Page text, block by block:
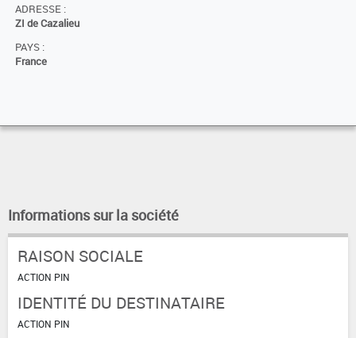
ADRESSE :
ZI de Cazalieu
PAYS :
France
Informations sur la société
RAISON SOCIALE
ACTION PIN
IDENTITÉ DU DESTINATAIRE
ACTION PIN